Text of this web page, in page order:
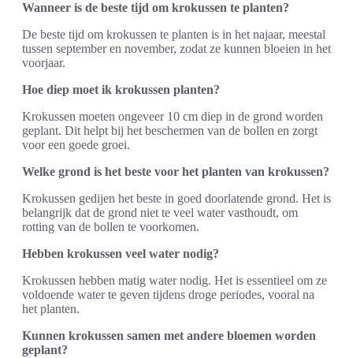
Wanneer is de beste tijd om krokussen te planten?
De beste tijd om krokussen te planten is in het najaar, meestal
tussen september en november, zodat ze kunnen bloeien in het
voorjaar.
Hoe diep moet ik krokussen planten?
Krokussen moeten ongeveer 10 cm diep in de grond worden
geplant. Dit helpt bij het beschermen van de bollen en zorgt
voor een goede groei.
Welke grond is het beste voor het planten van krokussen?
Krokussen gedijen het beste in goed doorlatende grond. Het is
belangrijk dat de grond niet te veel water vasthoudt, om
rotting van de bollen te voorkomen.
Hebben krokussen veel water nodig?
Krokussen hebben matig water nodig. Het is essentieel om ze
voldoende water te geven tijdens droge periodes, vooral na
het planten.
Kunnen krokussen samen met andere bloemen worden
geplant?